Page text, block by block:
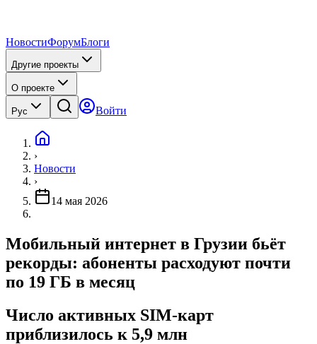
НовостиФорумБлоги
Другие проекты
О проекте
Рус Войти
›
Новости
›
14 мая 2026
Мобильный интернет в Грузии бьёт
рекорды: абоненты расходуют почти
по 19 ГБ в месяц
Число активных SIM-карт
приблизилось к 5,9 млн